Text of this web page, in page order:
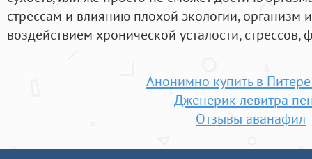
стрессам и влиянию плохой экологии, организм
воздействием хронической усталости, стрессов,
Анонимно купить в
Дженерик левитра
Отзывы аванафил